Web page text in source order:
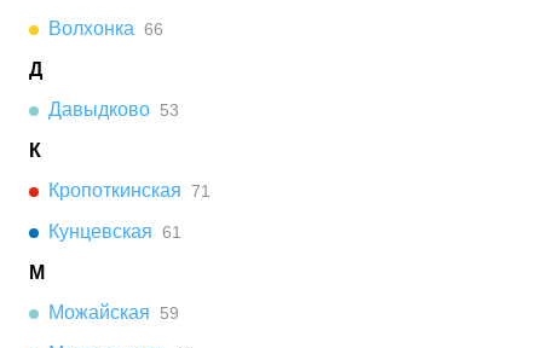
Волхонка 66
Д
Давыдково 53
К
Кропоткинская 71
Кунцевская 61
М
Можайская
59